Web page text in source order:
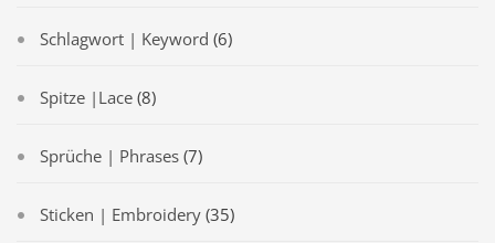
Schlagwort | Keyword (6)
Spitze |Lace (8)
Sprüche | Phrases (7)
Sticken | Embroidery (35)